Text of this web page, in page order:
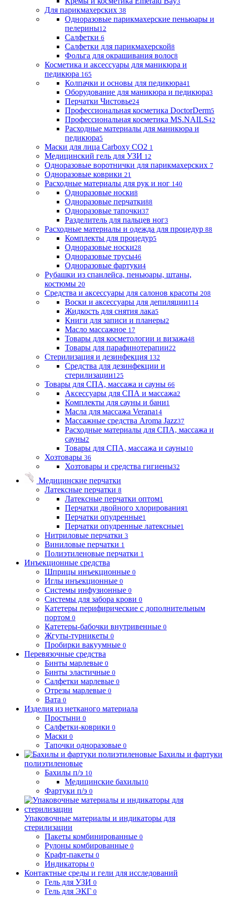
Для парикмахерских 38
Одноразовые парикмахерские пеньюары и
пелерины12
Салфетки 6
Салфетки для парикмахерской8
Фольга для окрашивания волос8
Косметика и аксессуары для маникюра и
педикюра 165
Колпачки и основы для педикюра41
Оборудование для маникюра и педикюра3
Перчатки Чистовье24
Профессиональная косметика DoctorDerm5
Профессиональная косметика MS.NAILS42
Расходные материалы для маникюра и
педикюра5
Маски для лица Carboxy CO2 1
Медицинский гель для УЗИ 12
Одноразовые воротнички для парикмахерских 7
Одноразовые коврики 21
Расходные материалы для рук и ног 140
Одноразовые носки8
Одноразовые перчатки88
Одноразовые тапочки37
Разделитель для пальцев ног3
Расходные материалы и одежда для процедур 88
Комплекты для процедур5
Одноразовые носки28
Одноразовые трусы46
Одноразовые фартуки4
Рубашки из спанлейса, пеньюары, штаны,
костюмы 20
Средства и аксессуары для салонов красоты 208
Воски и аксессуары для депиляции114
Жидкость для снятия лака5
Книги для записи и планеры2
Масло массажное 17
Товары для косметологии и визажа48
Товары для парафинотерапии22
Стерилизация и дезинфекция 132
Средства для дезинфекции и
стерилизации125
Товары для СПА, массажа и сауны 66
Аксессуары для СПА и массажа2
Комплекты для сауны и бани1
Масла для массажа Verana14
Массажные средства Aroma Jazz37
Расходные материалы для СПА, массажа и
сауны2
Товары для СПА, массажа и сауны10
Хозтовары 36
Хозтовары и средства гигиены32
Медицинские перчатки
Латексные перчатки 8
Латексные перчатки оптом1
Перчатки двойного хлорирования1
Перчатки опудренные1
Перчатки опудренные латексные1
Нитриловые перчатки 3
Виниловые перчатки 1
Полиэтиленовые перчатки 1
Инъекционные средства
Шприцы инъекционные 0
Иглы инъекционные 0
Системы инфузионные 0
Системы для забора крови 0
Катетеры перифирические с дополнительным
портом 0
Катетеры-бабочки внутривенные 0
Жгуты-турникеты 0
Пробирки вакуумные 0
Перевязочные средства
Бинты марлевые 0
Бинты эластичные 0
Салфетки марлевые 0
Отрезы марлевые 0
Вата 0
Изделия из нетканого материала
Простыни 0
Салфетки-коврики 0
Маски 0
Тапочки одноразовые 0
Бахилы и фартуки
полиэтиленовые
Бахилы п/э 10
Медицинские бахилы10
Фартуки п/э 0
Упаковочные материалы и индикаторы для
стерилизации
Пакеты комбинированные 0
Рулоны комбированные 0
Крафт-пакеты 0
Индикаторы 0
Контактные среды и гели для исследований
Гель для УЗИ 0
Гель для ЭКГ 0